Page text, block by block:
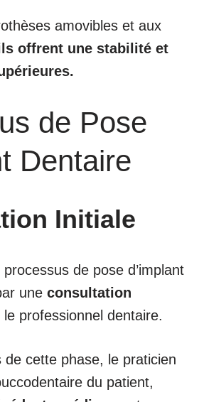
amovibles et aux
offrent une stabilité et
de Pose
Dentaire
Initiale
de pose d’implant
une consultation
professionnel dentaire.
de cette phase, le praticien
du patient,